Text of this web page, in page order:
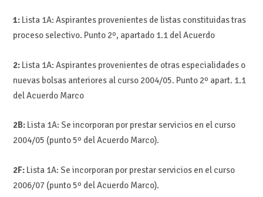
1:Lista 1A: Aspirantes provenientes de listas constituidas tras
proceso selectivo. Punto 2º, apartado 1.1 del Acuerdo
2:Lista 1A: Aspirantes provenientes de otras especialidades o
nuevas bolsas anteriores al curso 2004/05. Punto 2º apart. 1.1
del Acuerdo Marco
2B:Lista 1A: Se incorporan por prestar servicios en el curso
2004/05 (punto 5º del Acuerdo Marco).
2F:Lista 1A: Se incorporan por prestar servicios en el curso
2006/07 (punto 5º del Acuerdo Marco).